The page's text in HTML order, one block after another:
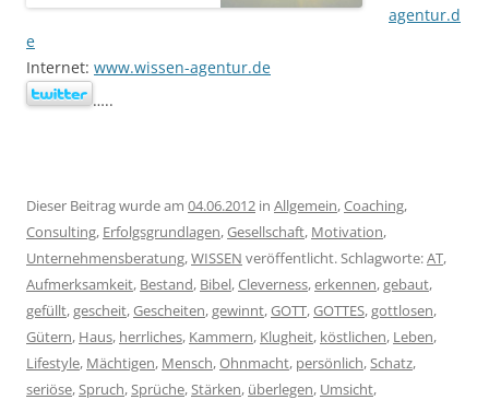
agentur.d
e
Internet: www.wissen-agentur.de
…..
Dieser Beitrag wurde am 04.06.2012 in Allgemein,Coaching,
Consulting, Erfolgsgrundlagen,Gesellschaft, Motivation,
Unternehmensberatung,WISSEN veröffentlicht. Schlagworte:AT,
Aufmerksamkeit, Bestand, Bibel,Cleverness,erkennen,gebaut,
gefüllt,gescheit,Gescheiten,gewinnt,GOTT,GOTTES,gottlosen,
Gütern, Haus, herrliches, Kammern, Klugheit, köstlichen, Leben,
Lifestyle, Mächtigen, Mensch,Ohnmacht, persönlich,Schatz,
seriöse,Spruch,Sprüche,Stärken, überlegen, Umsicht,